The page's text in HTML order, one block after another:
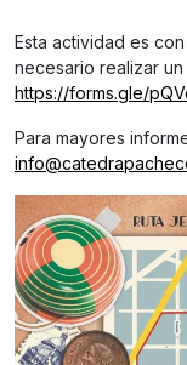
Esta actividad es
necesario realizar
https://forms.gle/
Para mayores